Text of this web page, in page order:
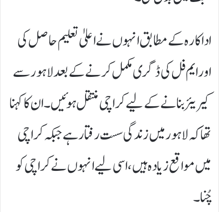
اداکارہ کے مطابق انہوں نے اعلیٰ تعلیم حاصل کی
اور ایم فل کی ڈگری مکمل کرنے کے بعد لاہور سے
کیریئر بنانے کے لیے کراچی منتقل ہوئیں۔ ان کا کہنا
تھا کہ لاہور میں زندگی سست رفتار ہے جبکہ کراچی
میں مواقع زیادہ ہیں، اسی لیے انہوں نے کراچی کو
چُنا۔